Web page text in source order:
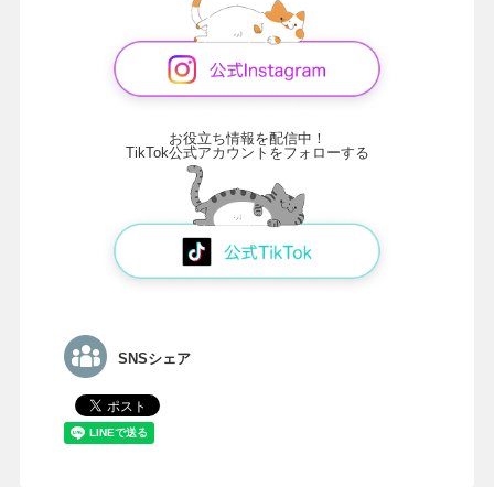
お役立ち情報を配信中！
TikTok公式アカウントをフォローする
SNSシェア